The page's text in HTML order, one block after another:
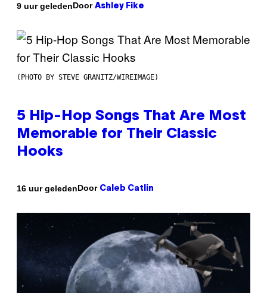
9 uur geledenDoor Ashley Fike
(PHOTO BY STEVE GRANITZ/WIREIMAGE)
5 Hip-Hop Songs That Are Most
Memorable for Their Classic
Hooks
16 uur geledenDoor Caleb Catlin